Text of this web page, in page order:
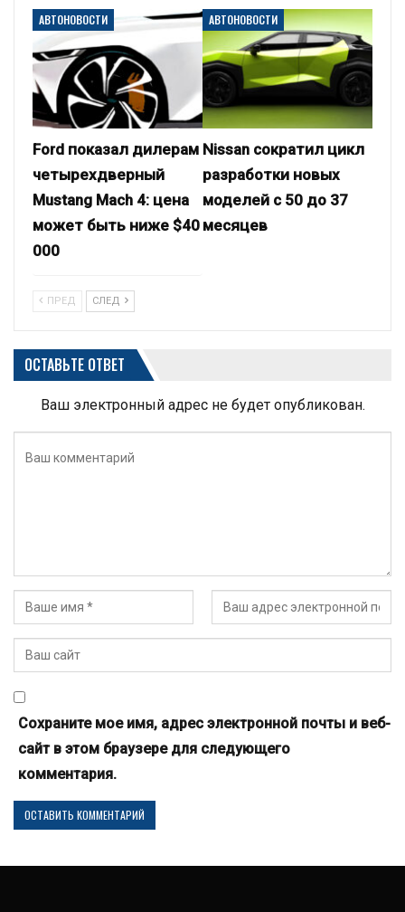
АВТОНОВОСТИ
Ford показал дилерам
четырехдверный
Mustang Mach 4: цена
может быть ниже $40
000
АВТОНОВОСТИ
Nissan сократил цикл
разработки новых
моделей с 50 до 37
месяцев
ПРЕД СЛЕД
ОСТАВЬТЕ ОТВЕТ
Ваш электронный адрес не будет опубликован.
Сохраните мое имя, адрес электронной почты и веб-
сайт в этом браузере для следующего
комментария.